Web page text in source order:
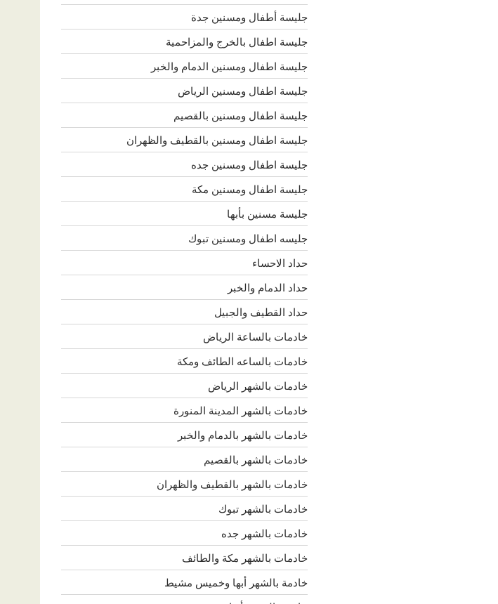
جليسة أطفال ومسنين جدة
جليسة اطفال بالخرج والمزاحمية
جليسة اطفال ومسنين الدمام والخبر
جليسة اطفال ومسنين الرياض
جليسة اطفال ومسنين بالقصيم
جليسة اطفال ومسنين بالقطيف والظهران
جليسة اطفال ومسنين جده
جليسة اطفال ومسنين مكة
جليسة مسنين بأبها
جليسه اطفال ومسنين تبوك
حداد الاحساء
حداد الدمام والخبر
حداد القطيف والجبيل
خادمات بالساعة الرياض
خادمات بالساعه الطائف ومكة
خادمات بالشهر الرياض
خادمات بالشهر المدينة المنورة
خادمات بالشهر بالدمام والخبر
خادمات بالشهر بالقصيم
خادمات بالشهر بالقطيف والظهران
خادمات بالشهر تبوك
خادمات بالشهر جده
خادمات بالشهر مكة والطائف
خادمة بالشهر أبها وخميس مشيط